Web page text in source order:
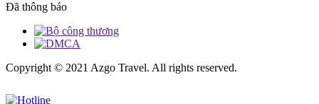
Đã thông báo
Copyright © 2021 Azgo Travel. All rights reserved.